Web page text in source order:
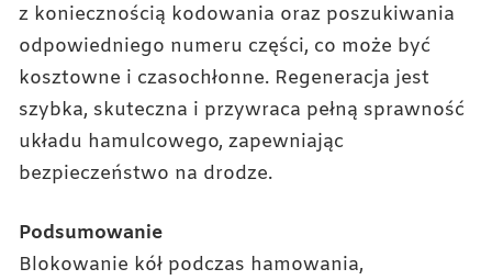
z koniecznością kodowania oraz poszukiwania
odpowiedniego numeru części, co może być
kosztowne i czasochłonne. Regeneracja jest
szybka, skuteczna i przywraca pełną sprawność
układu hamulcowego, zapewniając
bezpieczeństwo na drodze.
Podsumowanie
Blokowanie kół podczas hamowania,